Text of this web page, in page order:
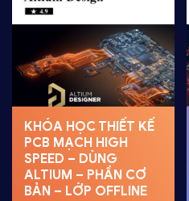
KHÓA HỌC THIẾT KẾ
PCB MẠCH HIGH
SPEED – DÙNG
ALTIUM – PHẦN CƠ
BẢN – LỚP OFFLINE